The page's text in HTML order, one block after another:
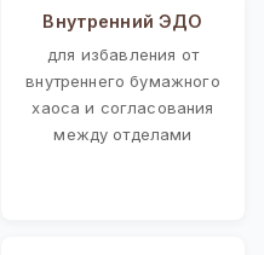
Внутренний ЭДО
для избавления от
внутреннего бумажного
хаоса и согласования
между отделами